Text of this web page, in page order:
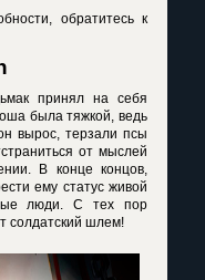
обратитесь к
принял на себя
была тяжкой, ведь
вырос, терзали псы
от мыслей
В конце концов,
ему статус живой
люди. С тех пор
солдатский шлем!